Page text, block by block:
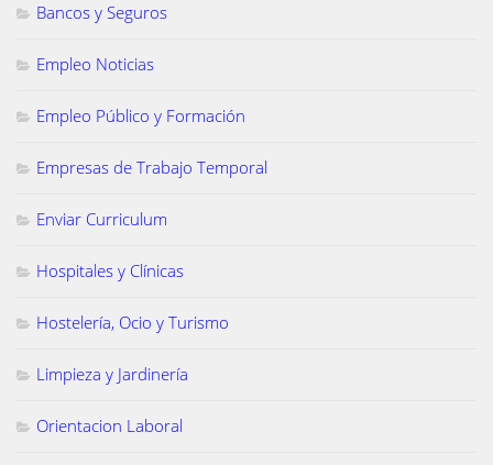
Bancos y Seguros
Empleo Noticias
Empleo Público y Formación
Empresas de Trabajo Temporal
Enviar Curriculum
Hospitales y Clínicas
Hostelería, Ocio y Turismo
Limpieza y Jardinería
Orientacion Laboral